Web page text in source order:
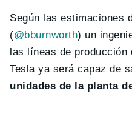
Según las estimaciones
(@bburnworth) un
las líneas de producción
Tesla ya será capaz de
unidades de la planta